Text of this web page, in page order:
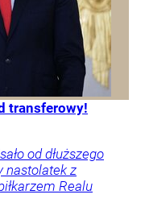
transferowy!
od dłuższego
nastolatek z
Realu